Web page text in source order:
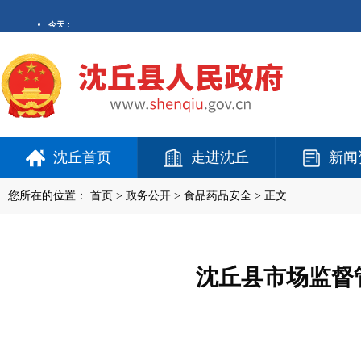
沈丘首页 走进沈丘 新
您所在的位置： 首页 > 政务公开 > 食品药品安全 > 正文
沈丘县市场监督